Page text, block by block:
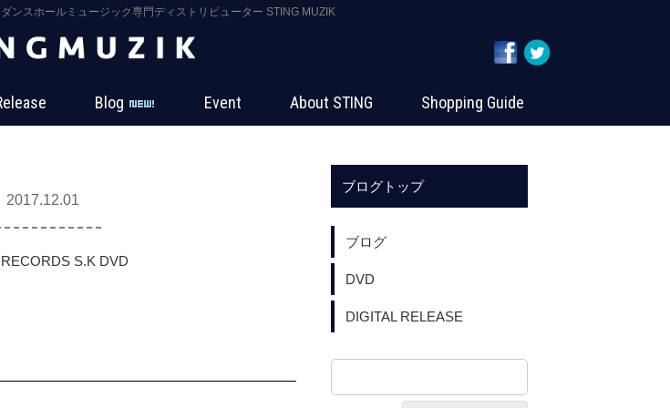
ンスホールミュージック専門ディストリビューター STING MUZIK
Blog Event About STING Shopping Guide
S.K DVD
ブログトップ
ブログ
DVD
DIGITAL RELEASE